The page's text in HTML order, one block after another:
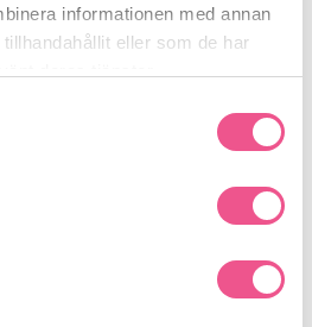
informationen med annan
eller som de har